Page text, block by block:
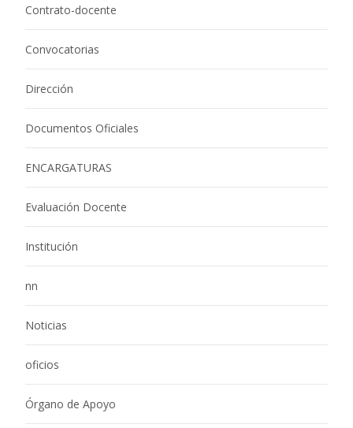
Contrato-docente
Convocatorias
Dirección
Documentos Oficiales
ENCARGATURAS
Evaluación Docente
Institución
nn
Noticias
oficios
Órgano de Apoyo